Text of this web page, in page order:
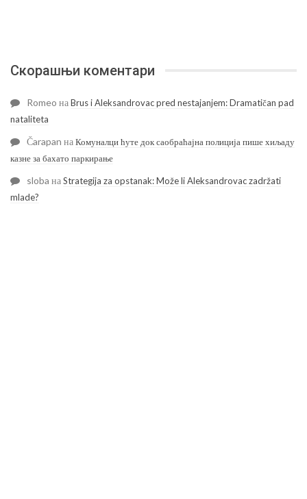
Скорашњи коментари
Romeo наBrus i Aleksandrovac pred nestajanjem: Dramatičan pad
nataliteta
Čarapan наКомуналци ћуте док саобраћајна полиција пише хиљаду
казне за бахато паркирање
sloba наStrategija za opstanak: Može li Aleksandrovac zadržati
mlade?